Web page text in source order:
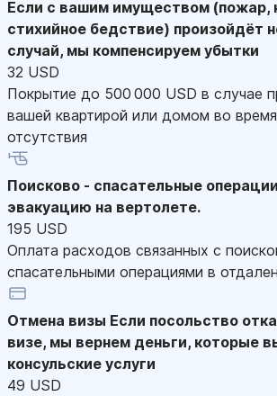
Если с вашим имуществом (пожар,
стихийное бедствие) произойдёт
случай, мы компенсируем убытки
32 USD
Покрытие до 500 000 USD в случае
вашей квартирой или домом во
отсутствия
Поисково - спасательные операции
эвакуацию на вертолете.
195 USD
Оплата расходов связанных с
спасательными операциями в
Отмена визы Если посольство
визе, мы вернем деньги, которые
консульские услуги
49 USD